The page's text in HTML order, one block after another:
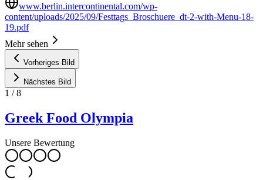
www.berlin.intercontinental.com/wp-
content/uploads/2025/09/Festtags_Broschuere_dt-2-with-Menu-18-
19.pdf
Mehr sehen
Vorheriges Bild
Nächstes Bild
1 /8
Greek Food Olympia
Unsere Bewertung